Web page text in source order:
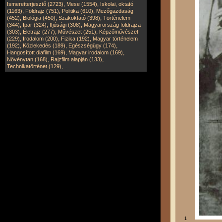
Ismeretterjesztő (2723), Mese (1554), Iskolai, oktató
(1163), Földrajz (751), Politika (610), Mezőgazdaság
(452), Biológia (450), Szakoktató (398), Történelem
(344), Ipar (324), Ifjúsági (308), Magyarország földrajza
(303), Életrajz (277), Művészet (251), Képzőművészet
(229), Irodalom (200), Fizika (192), Magyar történelem
(192), Közlekedés (189), Egészségügy (174),
Hangosított diafilm (169), Magyar irodalom (169),
Növénytan (168), Rajzfilm alapján (133),
Technikatörténet (129),
1